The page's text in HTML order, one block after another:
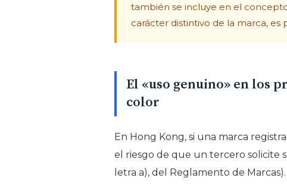
también se incluye en el
carácter distintivo de la marca,
El «uso genuino» en los
color
En Hong Kong, si una marca
el riesgo de que un tercero solicite
letra a), del Reglamento de Marcas).